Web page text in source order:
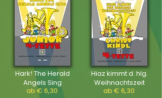
Hark! The Herald
Angels Sing
ab € 6,30
Hiaz kimmt d. hlg.
Weihnachtszeit
ab € 6,30